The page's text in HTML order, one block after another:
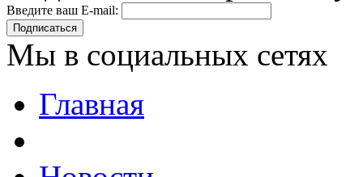
Введите ваш E-mail:
Подписаться
Мы в социальных сетях
Главная